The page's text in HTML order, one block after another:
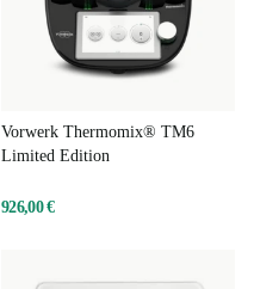
Vorwerk Thermomix® TM6
Limited Edition
926,00 €